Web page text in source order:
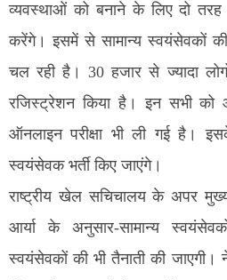
व्यवस्थाओं को बनाने के लिए दो
करेंगे। इसमें से सामान्य स्वयंसेवकों की
चल रही है। 30 हजार से ज्यादा
रजिस्ट्रेशन किया है। इन सभी को
ऑनलाइन परीक्षा भी ली गई है।
स्वयंसेवक भर्ती किए जाएंगे।
राष्ट्रीय खेल सचिचालय के अपर मुख्य
आर्या के अनुसार-सामान्य
स्वयंसेवकों की भी तैनाती की